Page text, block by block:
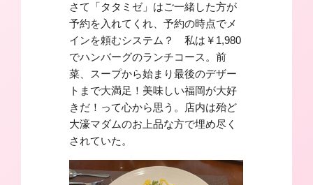
さて「タタミゼ」はご一緒した方が
予約を入れてくれ、予約の時点でメ
インを頼むシステム？ 私は￥1,980
でハンバーグのランチコース。前
菜、スープから始まり最後のデザー
トまで大満足！美味しい福岡が大好
きだ！って心から思う。店内は殆ど
大濠マダムのお上品な方で埋め尽く
されていた。